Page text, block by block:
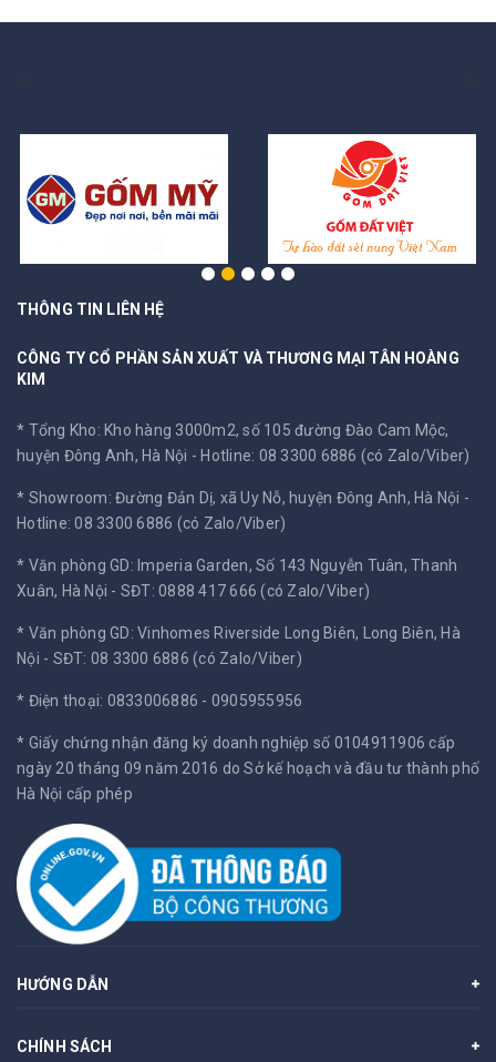
THÔNG TIN LIÊN HỆ
CÔNG TY CỔ PHẦN SẢN XUẤT VÀ THƯƠNG MẠI TÂN HOÀNG
KIM
* Tổng Kho: Kho hàng 3000m2, số 105 đường Đào Cam Mộc,
huyện Đông Anh, Hà Nội -Hotline: 08 3300 6886 (có Zalo/Viber)
* Showroom: Đường Đản Dị, xã Uy Nỗ, huyện Đông Anh, Hà Nội -
Hotline: 08 3300 6886 (có Zalo/Viber)
* Văn phòng GD: Imperia Garden, Số 143 Nguyễn Tuân, Thanh
Xuân, Hà Nội - SĐT: 0888 417 666 (có Zalo/Viber)
* Văn phòng GD: Vinhomes Riverside Long Biên, Long Biên, Hà
Nội - SĐT: 08 3300 6886 (có Zalo/Viber)
* Điện thoại: 0833006886 - 0905955956
* Giấy chứng nhận đăng ký doanh nghiệp số 0104911906 cấp
ngày 20 tháng 09 năm 2016 do Sở kế hoạch và đầu tư thành phố
Hà Nội cấp phép
HƯỚNG DẪN
CHÍNH SÁCH